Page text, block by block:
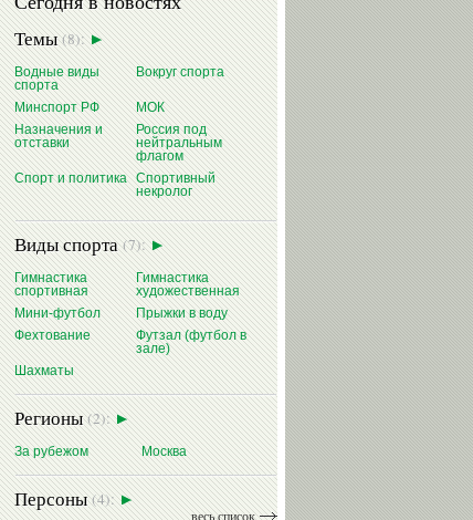
(баскетбол)
1964г. — родилсяНиколай
ЖУРАВСКИЙ(гребля на байдарках
и каноэ)
1964г. — родилсяЮрий ХМЫЛЕВ
(хоккей)
читать далее
Темы(8):
Водные виды
спорта
Вокруг спорта
Минспорт РФ
МОК
Назначения и
отставки
Россия под
нейтральным
флагом
Спорт и политика Спортивный
некролог
Виды спорта(7):
Гимнастика
спортивная
Гимнастика
художественная
Мини-футбол
Прыжки в воду
Фехтование
Футзал (футбол в
зале)
Шахматы
Регионы(2):
За рубежом Москва
Персоны(4):